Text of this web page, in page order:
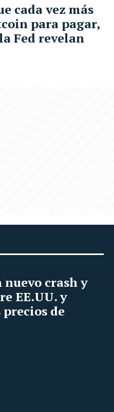
cada vez más
para pagar,
Fed revelan
crash y
EE.UU. y
de